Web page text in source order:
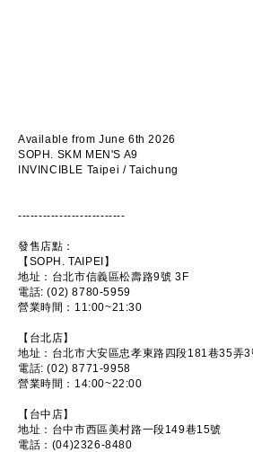
Available from June 6th 2026
SOPH. SKM MEN'S A9
INVINCIBLE Taipei / Taichung
--------------------------
發售店點：
【SOPH. TAIPEI】
地址：台北市信義區松壽路9號 3F
電話: (02) 8780-5959
營業時間：11:00~21:30
【台北店】
地址：台北市大安區忠孝東路四段181巷35弄3
電話: (02) 8771-9958
營業時間：14:00~22:00
【台中店】
地址：台中市西區美村路一段149巷15號
電話：(04)2326-8480